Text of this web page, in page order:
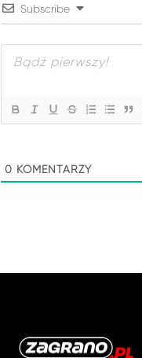
Subscribe
0 KOMENTARZY